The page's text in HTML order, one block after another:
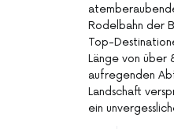
Rodelbahn der
Top-
Länge von über
aufregenden
Landschaft
ein